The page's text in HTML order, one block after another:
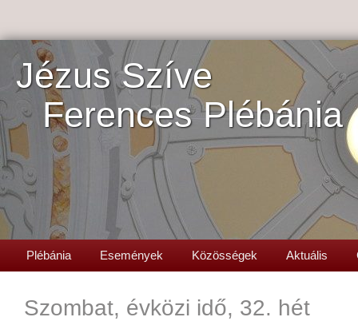
Jézus Szíve
Ferences Plébánia
Plébánia Események Közösségek Aktuális
Szombat, évközi idő, 32. hét